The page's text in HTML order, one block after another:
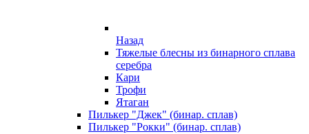
Назад
Тяжелые блесны из бинарного сплава
серебра
Кари
Трофи
Ятаган
Пилькер "Джек" (бинар. сплав)
Пилькер "Рокки" (бинар. сплав)